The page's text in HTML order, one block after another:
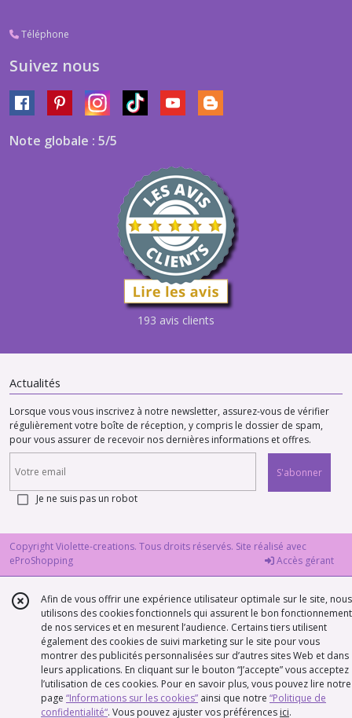
Téléphone
Suivez nous
Note globale : 5/5
193 avis clients
Actualités
Lorsque vous vous inscrivez à notre newsletter, assurez-vous de vérifier
régulièrement votre boîte de réception, y compris le dossier de spam,
pour vous assurer de recevoir nos dernières informations et offres.
S'abonner
Je ne suis pas un robot
Copyright Violette-creations. Tous droits réservés. Site réalisé avec
eProShopping
Accès gérant
Afin de vous offrir une expérience utilisateur optimale sur le site, nous
utilisons des cookies fonctionnels qui assurent le bon fonctionnement
de nos services et en mesurent l’audience. Certains tiers utilisent
également des cookies de suivi marketing sur le site pour vous
montrer des publicités personnalisées sur d’autres sites Web et dans
leurs applications. En cliquant sur le bouton “J’accepte” vous acceptez
l’utilisation de ces cookies. Pour en savoir plus, vous pouvez lire notre
page “Informations sur les cookies” ainsi que notre “Politique de
confidentialité“. Vous pouvez ajuster vos préférences ici.